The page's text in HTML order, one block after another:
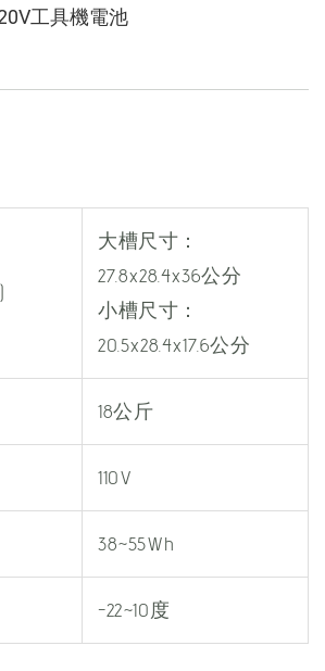
工具機電池
大槽尺寸：
27.8x28.4x36公分
小槽尺寸：
20.5x28.4x17.6公分
18公斤
110V
38~55Wh
-22~10度